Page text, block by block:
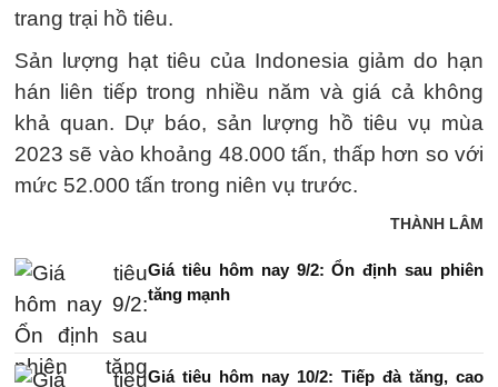
trang trại hồ tiêu.
Sản lượng hạt tiêu của Indonesia giảm do hạn
hán liên tiếp trong nhiều năm và giá cả không
khả quan. Dự báo, sản lượng hồ tiêu vụ mùa
2023 sẽ vào khoảng 48.000 tấn, thấp hơn so với
mức 52.000 tấn trong niên vụ trước.
THÀNH LÂM
Giá tiêu hôm nay 9/2: Ổn định sau phiên
tăng mạnh
Giá tiêu hôm nay 10/2: Tiếp đà tăng, cao